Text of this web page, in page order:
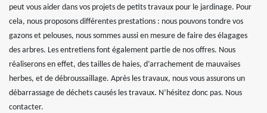
peut vous aider dans vos projets de petits travaux pour le jardinage. Pour
cela, nous proposons différentes prestations : nous pouvons tondre vos
gazons et pelouses, nous sommes aussi en mesure de faire des élagages
des arbres. Les entretiens font également partie de nos offres. Nous
réaliserons en effet, des tailles de haies, d’arrachement de mauvaises
herbes, et de débroussaillage. Après les travaux, nous vous assurons un
débarrassage de déchets causés les travaux. N’hésitez donc pas. Nous
contacter.